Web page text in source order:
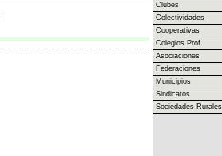
Clubes
Colectividades
Cooperativas
Colegios Prof.
Asociaciones
Federaciones
Municipios
Sindicatos
Sociedades Rurales